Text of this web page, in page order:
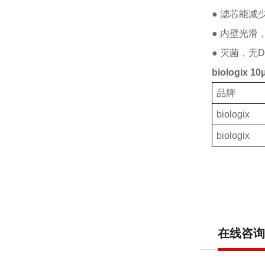
● 滤芯能减
● 内壁光滑
● 灭菌，无
biologix
品牌
biologix
biologix
在线咨询